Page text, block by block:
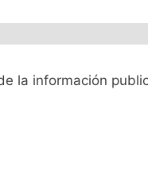
la información